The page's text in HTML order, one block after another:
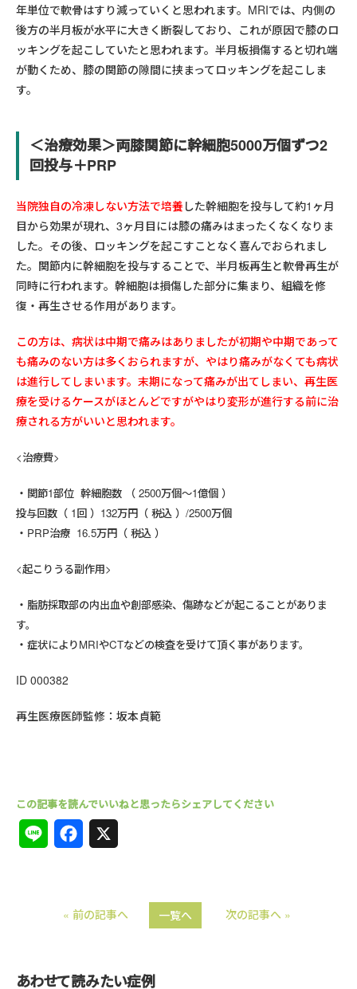
年単位で軟骨はすり減っていくと思われます。MRIでは、内側の
後方の半月板が水平に大きく断裂しており、これが原因で膝のロ
ッキングを起こしていたと思われます。半月板損傷すると切れ端
が動くため、膝の関節の隙間に挟まってロッキングを起こしま
す。
＜治療効果＞両膝関節に幹細胞5000万個ずつ2
回投与＋PRP
当院独自の冷凍しない方法で培養 した幹細胞を投与して約1ヶ月
目から効果が現れ、3ヶ月目には膝の痛みはまったくなくなりま
した。その後、ロッキングを起こすことなく喜んでおられまし
た。関節内に幹細胞を投与することで、半月板再生と軟骨再生が
同時に行われます。幹細胞は損傷した部分に集まり、組織を修
復・再生させる作用があります。
この方は、病状は中期で痛みはありましたが初期や中期であって
も痛みのない方は多くおられますが、やはり痛みがなくても病状
は進行してしまいます。末期になって痛みが出てしまい、再生医
療を受けるケースがほとんどですがやはり変形が進行する前に治
療される方がいいと思われます。
<治療費>
関節1部位 幹細胞数 （ 2500万個～1億個 ）
投与回数（ 1回 ）132万円（ 税込 ）/2500万個
PRP治療 16.5万円（ 税込 ）
<起こりうる副作用>
脂肪採取部の内出血や創部感染、傷跡などが起こることがありま
す。
症状によりMRIやCTなどの検査を受けて頂く事があります。
ID 000382
再生医療医師監修：坂本貞範
e
o
« 前の記事へ 一覧へ 次の記事へ »
あわせて読みたい症例